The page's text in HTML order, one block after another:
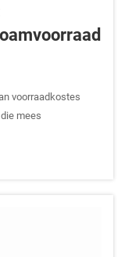
voorraadkostes
mees
voorraad van